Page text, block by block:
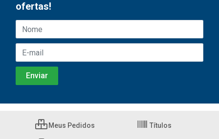
ofertas!
Meus Pedidos Títulos